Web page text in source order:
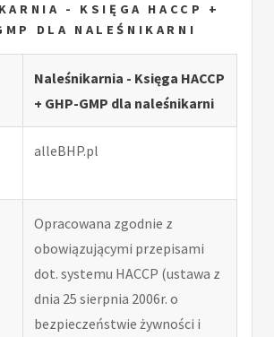
- KSIĘGA HACCP +
DLA NALEŚNIKARNI
Naleśnikarnia - Księga HACCP
+ GHP-GMP dla naleśnikarni
alleBHP.pl
Opracowana zgodnie z
obowiązującymi przepisami
dot. systemu HACCP (ustawa z
dnia 25 sierpnia 2006r. o
bezpieczeństwie żywności i